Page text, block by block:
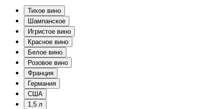
Тихое вино
Шампанское
Игристое вино
Красное вино
Белое вино
Розовое вино
Франция
Германия
США
1,5 л